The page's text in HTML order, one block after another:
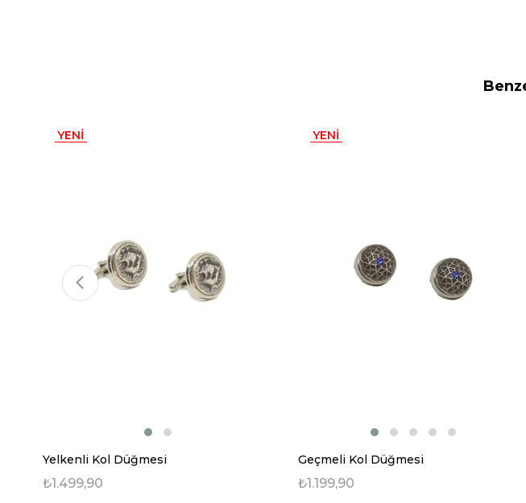
Yelkenli Kol Düğmesi
₺1.499,90
YENI
Geçmeli Kol Düğmesi
₺1.199,90
YENI